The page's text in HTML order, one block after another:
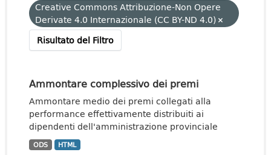
Creative Commons Attribuzione-Non Opere
Derivate 4.0 Internazionale (CC BY-ND 4.0)
Risultato del Filtro
Ammontare complessivo dei premi
Ammontare medio dei premi collegati alla
performance effettivamente distribuiti ai
dipendenti dell'amministrazione provinciale
ODS HTML